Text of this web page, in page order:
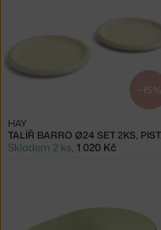
−15 %
HAY
Skladem 2 ks, 1 020 Kč